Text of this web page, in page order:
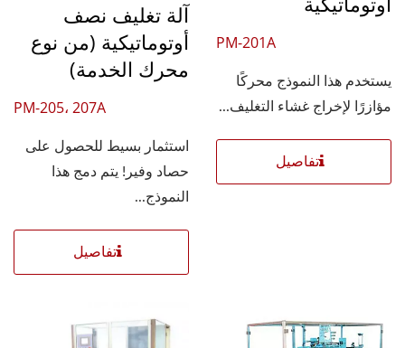
PM-201A
يستخدم هذا النموذج محركًا
مؤازرًا لإخراج غشاء التغليف...
تفاصيل
آلة تغليف نصف
أوتوماتيكية (من نوع
محرك الخدمة)
PM-205، 207A
استثمار بسيط للحصول على
حصاد وفير! يتم دمج هذا
النموذج...
تفاصيل